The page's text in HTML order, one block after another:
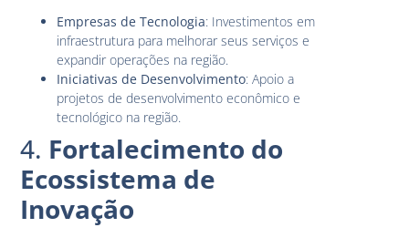
Empresas de Tecnologia: Investimentos em
infraestrutura para melhorar seus serviços e
expandir operações na região.
Iniciativas de Desenvolvimento: Apoio a
projetos de desenvolvimento econômico e
tecnológico na região.
4. Fortalecimento do
Ecossistema de
Inovação